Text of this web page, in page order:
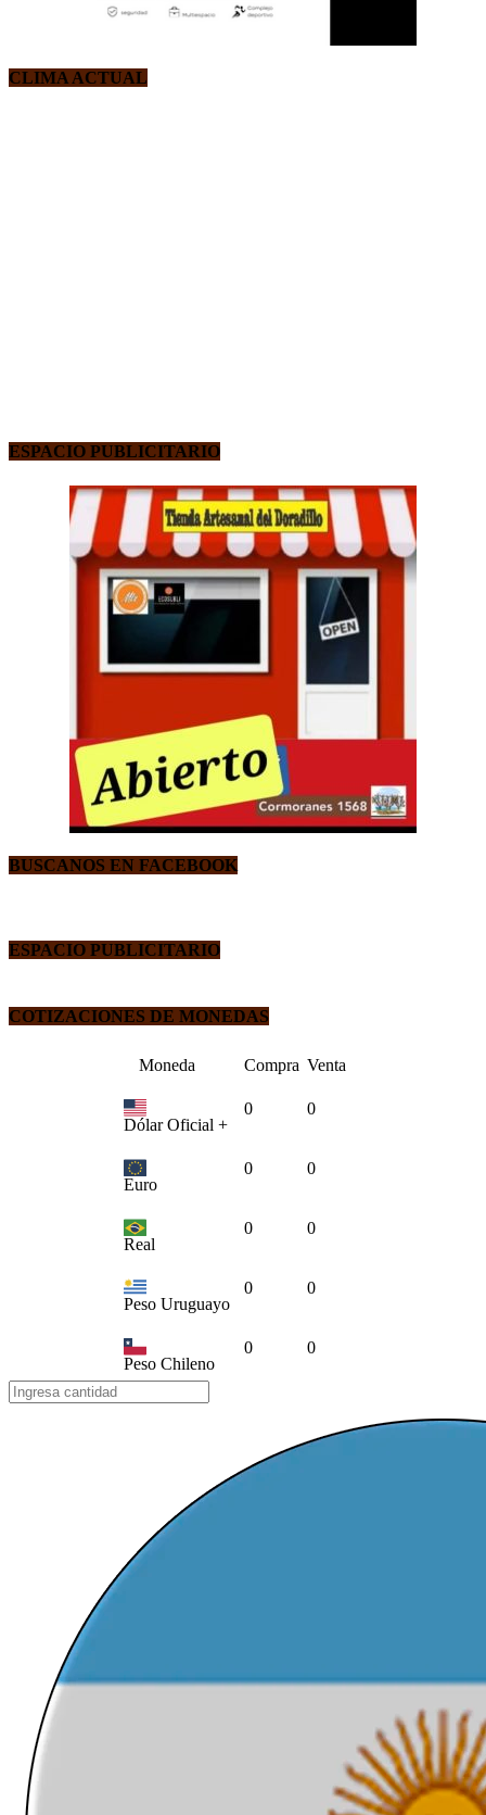
CLIMA ACTUAL
ESPACIO PUBLICITARIO
BUSCANOS EN FACEBOOK
ESPACIO PUBLICITARIO
COTIZACIONES DE MONEDAS
Moneda Compra Venta
Dólar Oficial +
0 0
Euro
0 0
Real
0 0
Peso Uruguayo
0 0
Peso Chileno
0 0